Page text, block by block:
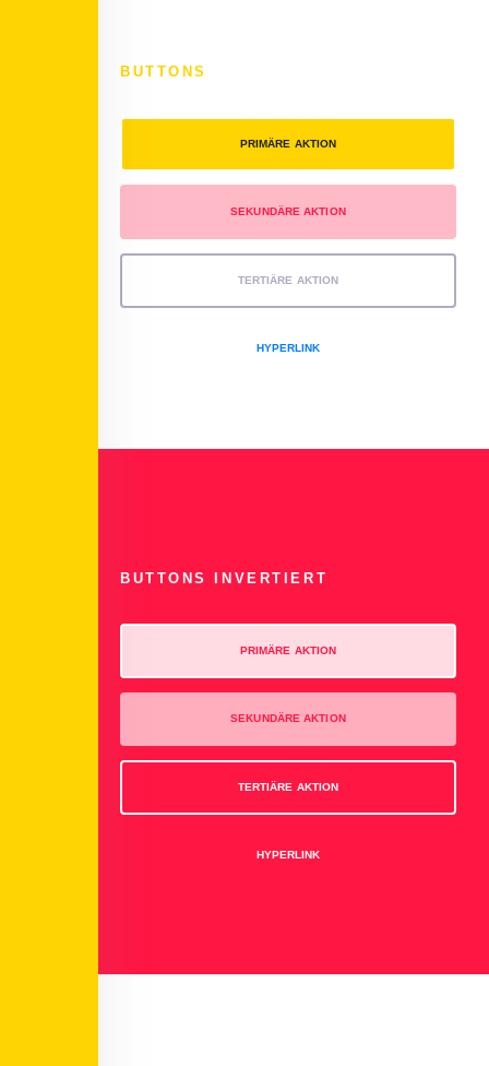
BUTTONS
PRIMÄRE AKTION
SEKUNDÄRE AKTION
TERTIÄRE AKTION
HYPERLINK
BUTTONS INVERTIERT
PRIMÄRE AKTION
SEKUNDÄRE AKTION
TERTIÄRE AKTION
HYPERLINK